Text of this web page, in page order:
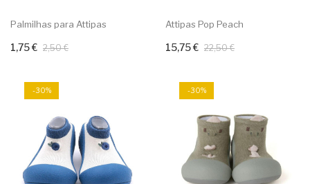
Palmilhas para Attipas
1,75 € 2,50 €
Attipas Pop Peach
15,75 € 22,50 €
Adicionar ao carrinho
-30% -30%